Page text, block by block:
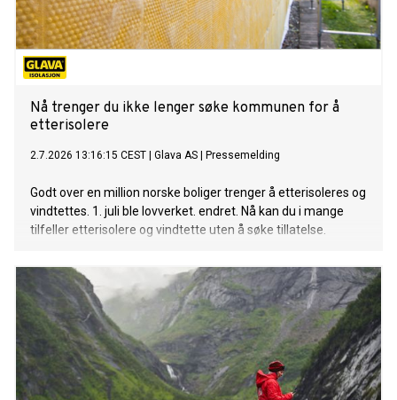
Nå trenger du ikke lenger søke kommunen for å
etterisolere
2.7.2026 13:16:15 CEST Glava AS Pressemelding
Godt over en million norske boliger trenger å etterisoleres og
vindtettes. 1. juli ble lovverket. endret. Nå kan du i mange
tilfeller etterisolere og vindtette uten å søke tillatelse.